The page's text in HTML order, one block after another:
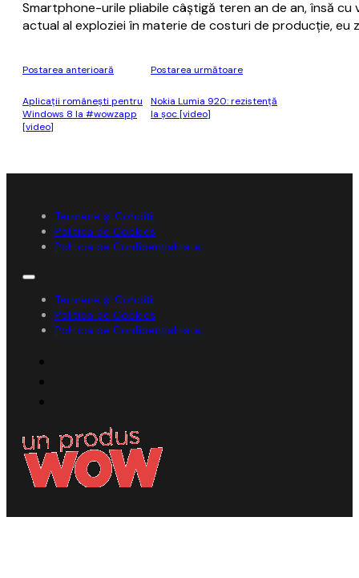
Smartphone-urile pliabile câştigă teren an de an, însă
actual al exploziei în materie de costuri de producţie,
Postarea anterioară
Aplicaţii româneşti pentru
Windows 8 la #wowzapp
[video]
Postarea următoare
Nokia Lumia 920: rezistență
la șoc [video]
Termene și Condiții
Politica de Cookies
Politica de Confidențialitate
Termene și Condiții
Politica de Cookies
Politica de Confidențialitate